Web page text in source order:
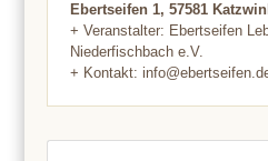
Ebertseifen 1, 57581
+ Veranstalter: Ebertseifen
Niederfischbach e.V.
+ Kontakt: